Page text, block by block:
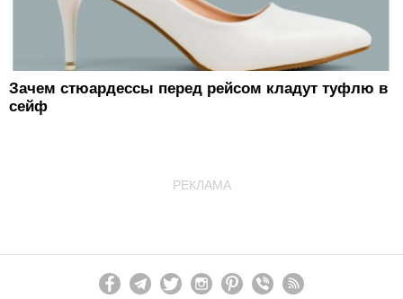
Зачем стюардессы перед рейсом кладут туфлю в
сейф
РЕКЛАМА